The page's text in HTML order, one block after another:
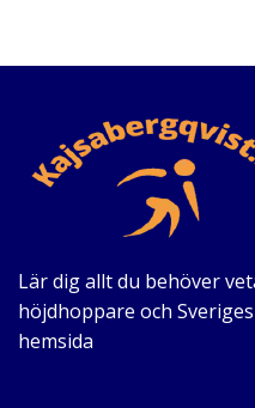
Lär dig allt du behöver
höjdhoppare och
hemsida